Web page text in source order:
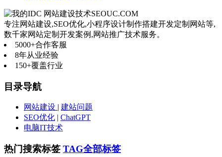
网站建设技术SEOUC.COM
专注网站建设,SEO优化,小程序设计制作搭建开发定制网站等,
数千家网站定制开发案例,网站推广技术服务。
5000+合作客服
8年从业经验
150+覆盖行业
目录导航
网站建设 | 建站问题
SEO优化 | ChatGPT
电脑IT技术
热门搜索标签 TAG全部标签